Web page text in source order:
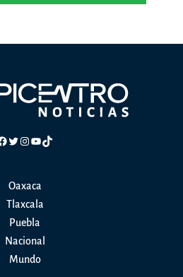
Twitter
Instagram
YouTube
TikTok
Oaxaca
Tlaxcala
Puebla
Nacional
Mundo